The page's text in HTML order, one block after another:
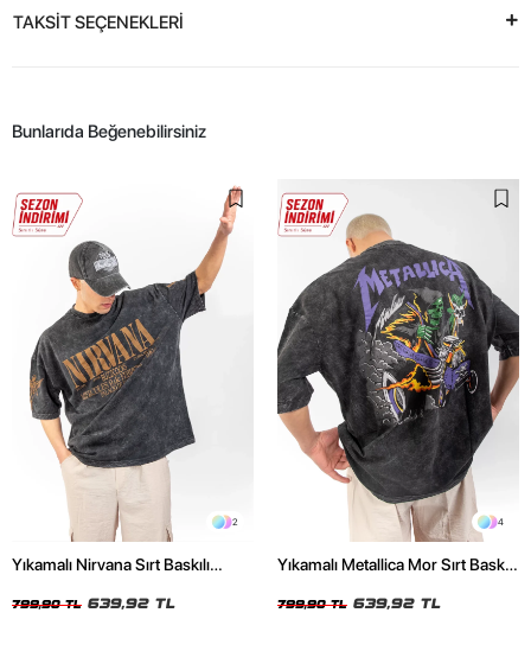
TAKSİT SEÇENEKLERİ
Bunlarıda Beğenebilirsiniz
2
Yıkamalı Nirvana Sırt Baskılı
799,90 TL 639,92 TL
4
Yıkamalı Metallica Mor Sırt Baskılı
799,90 TL 639,92 TL